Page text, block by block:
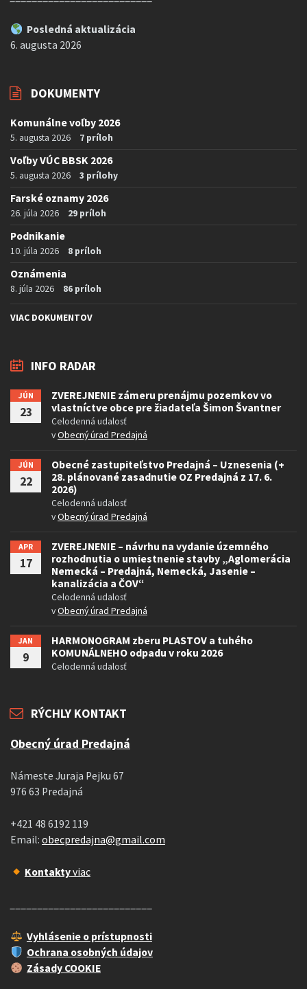
Posledná aktualizácia
6. augusta 2026
DOKUMENTY
Komunálne voľby 2026
5. augusta 2026 7 príloh
Voľby VÚC BBSK 2026
5. augusta 2026 3 prílohy
Farské oznamy 2026
26. júla 2026 29 príloh
Podnikanie
10. júla 2026 8 príloh
Oznámenia
8. júla 2026 86 príloh
VIAC DOKUMENTOV
INFO RADAR
JÚN
23
ZVEREJNENIE zámeru prenájmu pozemkov vo
vlastníctve obce pre žiadateľa Šimon Švantner
Celodenná udalosť
vObecný úrad Predajná
JÚN
22
Obecné zastupiteľstvo Predajná – Uznesenia (+
28. plánované zasadnutie OZ Predajná z 17. 6.
2026)
Celodenná udalosť
vObecný úrad Predajná
APR
17
ZVEREJNENIE – návrhu na vydanie územného
rozhodnutia o umiestnenie stavby „Aglomerácia
Nemecká – Predajná, Nemecká, Jasenie –
kanalizácia a ČOV“
Celodenná udalosť
vObecný úrad Predajná
JAN
9
HARMONOGRAM zberu PLASTOV a tuhého
KOMUNÁLNEHO odpadu v roku 2026
Celodenná udalosť
RÝCHLY KONTAKT
Obecný úrad Predajná
Námeste Juraja Pejku 67
976 63 Predajná
+421 48 6192 119
Email: obecpredajna@gmail.com
Kontaktyviac
Vyhlásenie o prístupnosti
Ochrana osobných údajov
Zásady COOKIE